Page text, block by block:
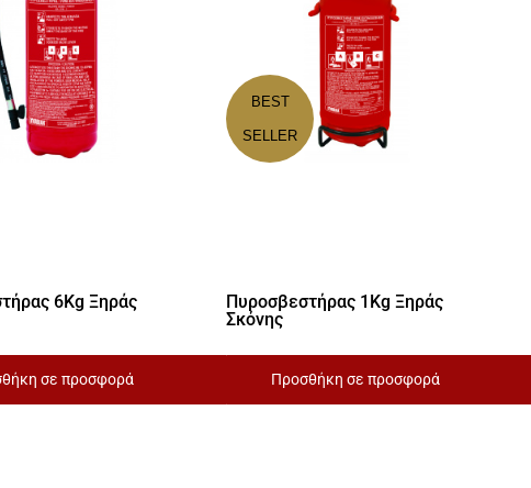
6Kg Ξηράς
σε προσφορά
BEST
SELLER
Πυροσβεστήρας 1Kg Ξηράς
Σκόνης
Προσθήκη σε προσφορά